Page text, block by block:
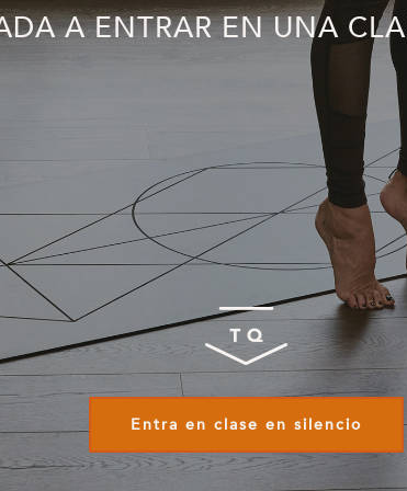
A ENTRAR EN UNA
Entra en clase en silencio